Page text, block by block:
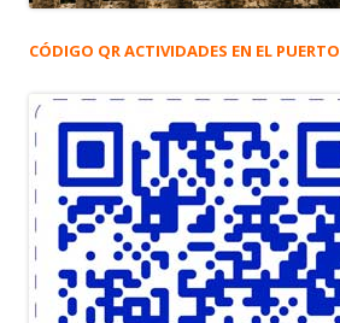
CÓDIGO QR ACTIVIDADES EN EL PUERTO